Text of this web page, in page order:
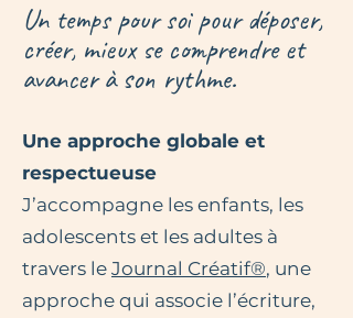
Un temps pour soi pour déposer,
créer, mieux se comprendre et
avancer à son rythme.
Une approche globale et
respectueuse
J’accompagne les enfants, les
adolescents et les adultes à
travers le Journal Créatif®, une
approche qui associe l’écriture,